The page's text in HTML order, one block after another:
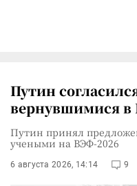
Путин
вернувшимися
Путин принял
учеными на ВЭФ-2026
6 августа 2026, 14:14 9